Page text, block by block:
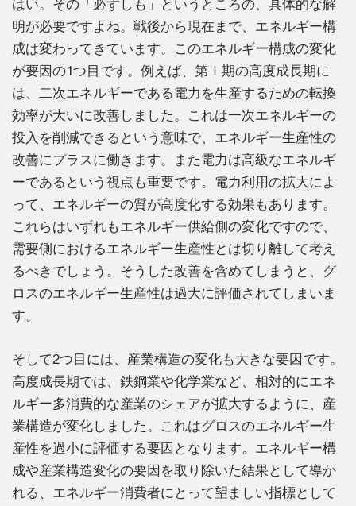
はい。その「必ずしも」というところの、具体的な解
明が必要ですよね。戦後から現在まで、エネルギー構
成は変わってきています。このエネルギー構成の変化
が要因の1つ目です。例えば、第Ⅰ期の高度成長期に
は、二次エネルギーである電力を生産するための転換
効率が大いに改善しました。これは一次エネルギーの
投入を削減できるという意味で、エネルギー生産性の
改善にプラスに働きます。また電力は高級なエネルギ
ーであるという視点も重要です。電力利用の拡大によ
って、エネルギーの質が高度化する効果もあります。
これらはいずれもエネルギー供給側の変化ですので、
需要側におけるエネルギー生産性とは切り離して考え
るべきでしょう。そうした改善を含めてしまうと、グ
ロスのエネルギー生産性は過大に評価されてしまいま
す。
そして2つ目には、産業構造の変化も大きな要因です。
高度成長期では、鉄鋼業や化学業など、相対的にエネ
ルギー多消費的な産業のシェアが拡大するように、産
業構造が変化しました。これはグロスのエネルギー生
産性を過小に評価する要因となります。エネルギー構
成や産業構造変化の要因を取り除いた結果として導か
れる、エネルギー消費者にとって望ましい指標として